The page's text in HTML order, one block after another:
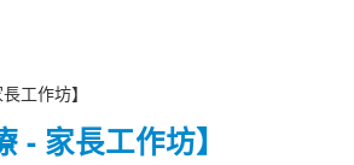
- 家長工作坊】